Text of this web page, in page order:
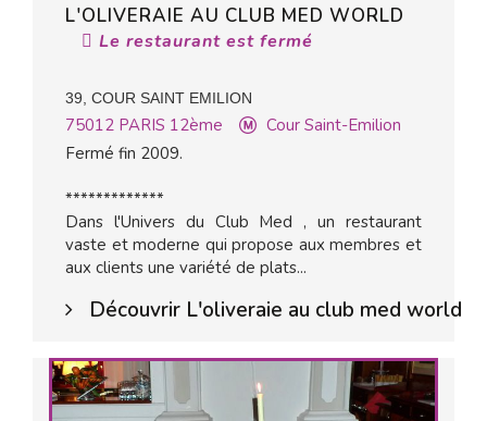
L'OLIVERAIE AU CLUB MED WORLD
Le restaurant est fermé
39, COUR SAINT EMILION
75012 PARIS 12ème
Cour Saint-Emilion
Fermé fin 2009.
*************
Dans l'Univers du Club Med , un restaurant
vaste et moderne qui propose aux membres et
aux clients une variété de plats...
Découvrir L'oliveraie au club med world